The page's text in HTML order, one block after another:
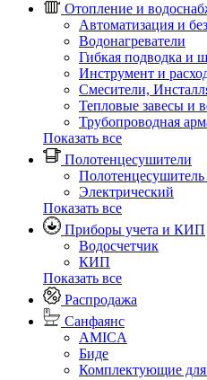
Отопление и
Автоматизация и
Водонагреватели
Гибкая подводка и
Инструмент и
Смесители,
Тепловые завесы и
Трубопроводная
Показать все
Полотенцесушители
Полотенцесушитель
Электрический
Показать все
Приборы учета и КИП
Водосчетчик
КИП
Показать все
Распродажа
Санфаянс
AMICA
Биде
Комплектующие для